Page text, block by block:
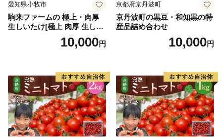
の寄附金相当額が控除されます。
•「魚と鬼太郎のまち境港ふるさと基金」にご寄附をい
•ふるさと納税のプレゼント品は一時所得に該当しま
確定申告を行う必要があります。詳しくは国税庁のペー
ジをご覧ください。
愛知県小牧市
駒来ファームの 極上・肉厚
生しいたけ[極上 肉厚 生しい
たけ 生シイタケ 生椎茸 安心
安全 国産 採れたて 新鮮 きの
10,000円
京都府京丹波町
京丹波町の黒豆・和知黒の特
産品詰め合わせ
10,000円